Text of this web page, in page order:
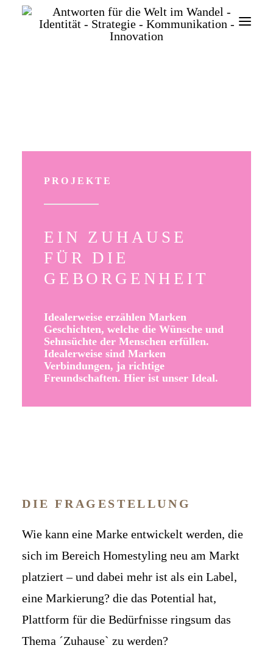
PROJEKTE
EIN ZUHAUSE
FÜR DIE
GEBORGENHEIT
Idealerweise erzählen Marken
Geschichten, welche die Wünsche und
Sehnsüchte der Menschen erfüllen.
Idealerweise sind Marken
Verbindungen, ja richtige
Freundschaften. Hier ist unser Ideal.
DIE FRAGESTELLUNG
Wie kann eine Marke entwickelt werden, die
sich im Bereich Homestyling neu am Markt
platziert – und dabei mehr ist als ein Label,
eine Markierung? die das Potential hat,
Plattform für die Bedürfnisse ringsum das
Thema ´Zuhause` zu werden?